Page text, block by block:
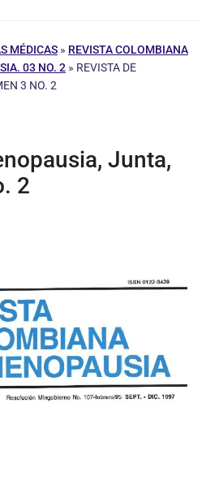
MÉDICAS » REVISTA COLOMBIANA
03 NO. 2 » REVISTA DE
3 NO. 2
Junta,
2